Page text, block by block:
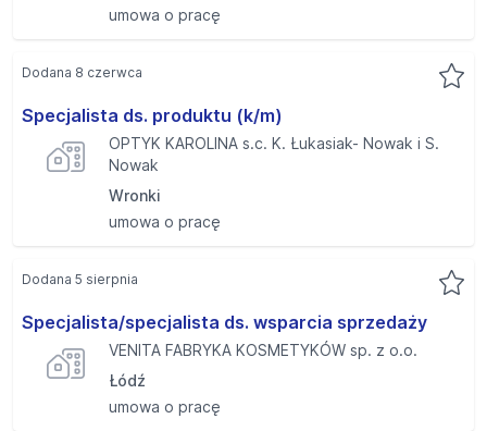
umowa o pracę
Specjalista ds. produktu (k/m)
OPTYK KAROLINA s.c. K. Łukasiak- Nowak i S.
Nowak
Wronki
umowa o pracę
Dodana 8 czerwca
Specjalista/specjalista ds. wsparcia sprzedaży
VENITA FABRYKA KOSMETYKÓW sp. z o.o.
Łódź
umowa o pracę
Dodana 5 sierpnia